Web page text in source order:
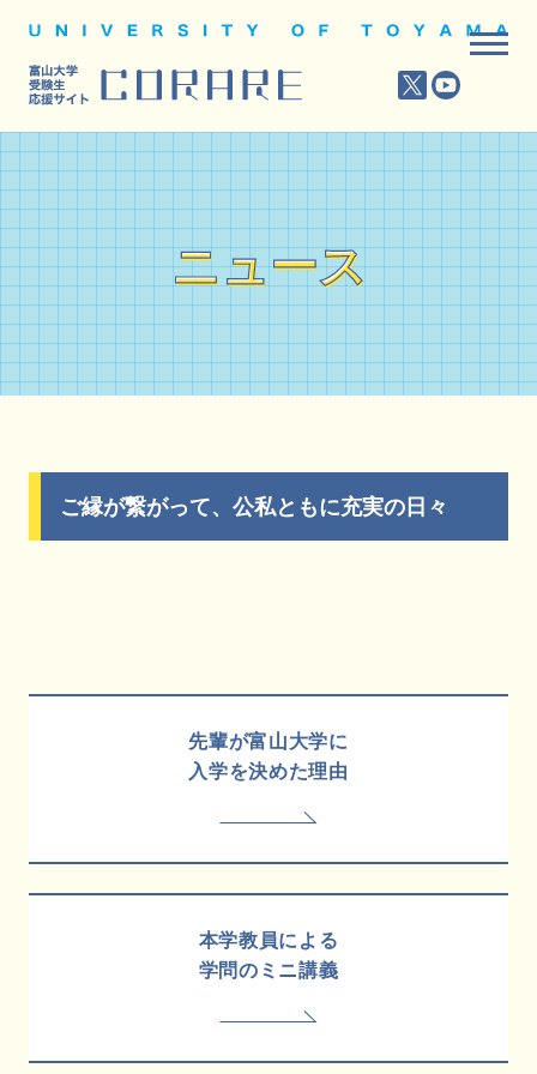
ニュース
ニュース
ご縁が繋がって、公私ともに充実の日々
先輩が富山大学に
入学を決めた理由
本学教員による
学問のミニ講義